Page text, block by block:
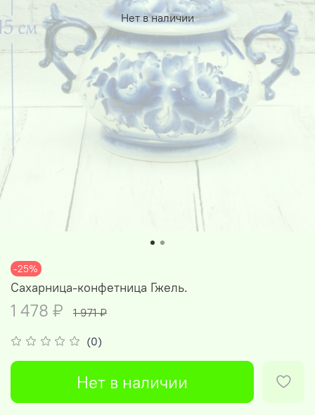
Нет в наличии
-25%
(0)
Сахарница-конфетница Гжель.
1 478 ₽ 1 971 ₽
Нет в наличии